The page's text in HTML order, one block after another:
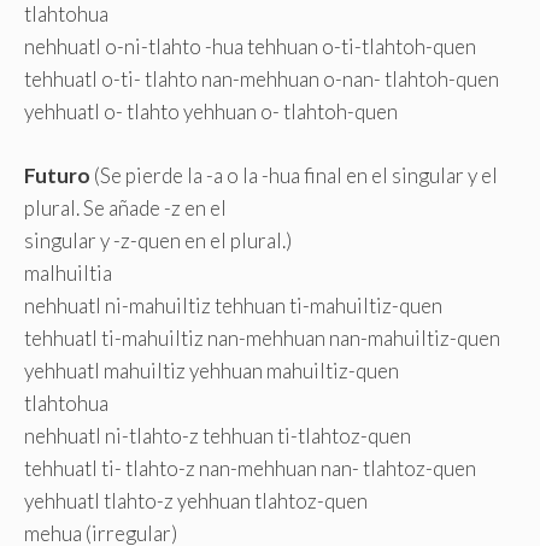
tlahtohua
nehhuatl o-ni-tlahto -hua tehhuan o-ti-tlahtoh-quen
tehhuatl o-ti- tlahto nan-mehhuan o-nan- tlahtoh-quen
yehhuatl o- tlahto yehhuan o- tlahtoh-quen
Futuro (Se pierde la -a o la -hua final en el singular y el
plural. Se añade -z en el
singular y -z-quen en el plural.)
malhuiltia
nehhuatl ni-mahuiltiz tehhuan ti-mahuiltiz-quen
tehhuatl ti-mahuiltiz nan-mehhuan nan-mahuiltiz-quen
yehhuatl mahuiltiz yehhuan mahuiltiz-quen
tlahtohua
nehhuatl ni-tlahto-z tehhuan ti-tlahtoz-quen
tehhuatl ti- tlahto-z nan-mehhuan nan- tlahtoz-quen
yehhuatl tlahto-z yehhuan tlahtoz-quen
mehua (irregular)